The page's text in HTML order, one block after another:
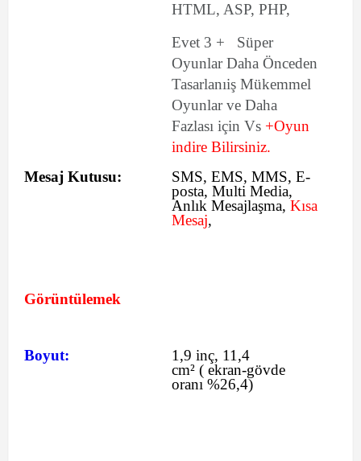
HTML, ASP, PHP,
Evet 3 + Süper
Oyunlar Daha Önceden
Tasarlanıiş Mükemmel
Oyunlar ve Daha
Fazlası için Vs +Oyun
indire Bilirsiniz.
Mesaj Kutusu:
SMS, EMS, MMS, E-
posta, Multi Media,
Anlık Mesajlaşma, Kısa
Mesaj,
Görüntülemek
Boyut:
1,9 inç, 11,4
cm² ( ekran-gövde
oranı %26,4)